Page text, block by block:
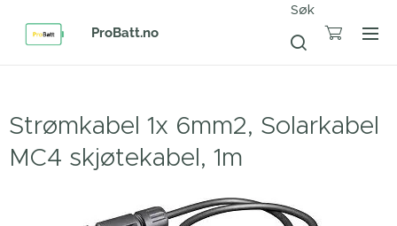
ProBatt.no
Søk
Strømkabel 1x 6mm2, Solarkabel
MC4 skjøtekabel, 1m